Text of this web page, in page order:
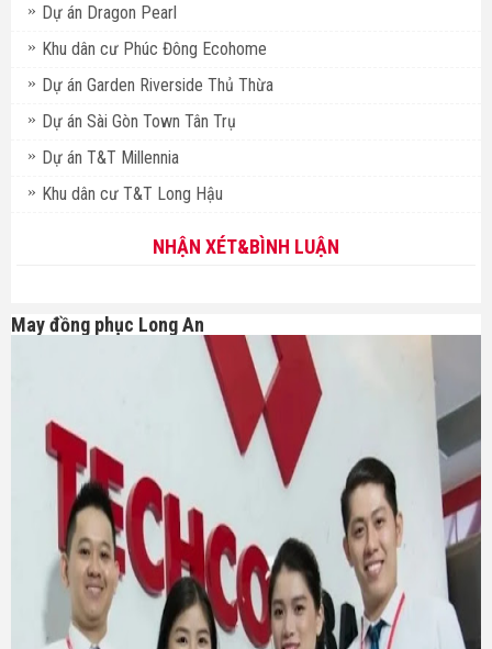
Dự án Dragon Pearl
Khu dân cư Phúc Đông Ecohome
Dự án Garden Riverside Thủ Thừa
Dự án Sài Gòn Town Tân Trụ
Dự án T&T Millennia
Khu dân cư T&T Long Hậu
NHẬN XÉT&BÌNH LUẬN
May đồng phục Long An